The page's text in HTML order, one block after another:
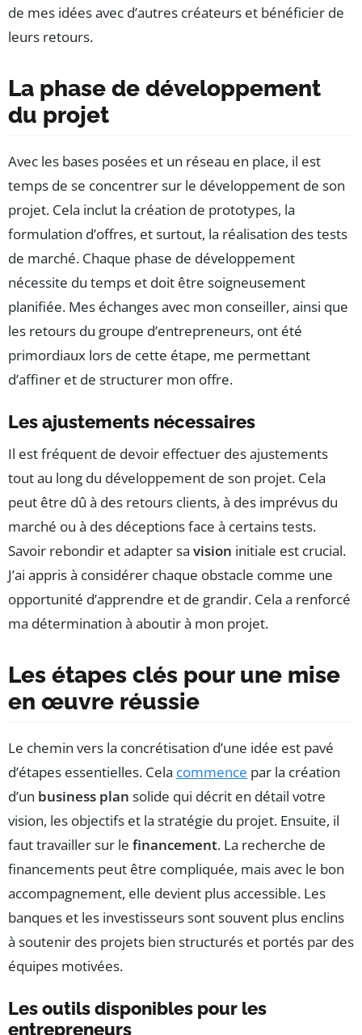
de mes idées avec d’autres créateurs et bénéficier de
leurs retours.
La phase de développement
du projet
Avec les bases posées et un réseau en place, il est
temps de se concentrer sur le développement de son
projet. Cela inclut la création de prototypes, la
formulation d’offres, et surtout, la réalisation des tests
de marché. Chaque phase de développement
nécessite du temps et doit être soigneusement
planifiée. Mes échanges avec mon conseiller, ainsi que
les retours du groupe d’entrepreneurs, ont été
primordiaux lors de cette étape, me permettant
d’affiner et de structurer mon offre.
Les ajustements nécessaires
Il est fréquent de devoir effectuer des ajustements
tout au long du développement de son projet. Cela
peut être dû à des retours clients, à des imprévus du
marché ou à des déceptions face à certains tests.
Savoir rebondir et adapter sa vision initiale est crucial.
J’ai appris à considérer chaque obstacle comme une
opportunité d’apprendre et de grandir. Cela a renforcé
ma détermination à aboutir à mon projet.
Les étapes clés pour une mise
en œuvre réussie
Le chemin vers la concrétisation d’une idée est pavé
d’étapes essentielles. Cela commence par la création
d’un business plan solide qui décrit en détail votre
vision, les objectifs et la stratégie du projet. Ensuite, il
faut travailler sur le financement. La recherche de
financements peut être compliquée, mais avec le bon
accompagnement, elle devient plus accessible. Les
banques et les investisseurs sont souvent plus enclins
à soutenir des projets bien structurés et portés par des
équipes motivées.
Les outils disponibles pour les
entrepreneurs